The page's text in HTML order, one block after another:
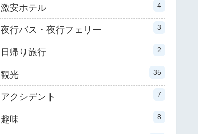
激安ホテル 4
夜行バス・夜行フェリー 3
日帰り旅行 2
観光 35
アクシデント 7
趣味 8